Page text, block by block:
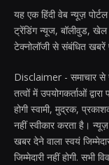
यह एक हिंदी वेब न्यूज़
ट्रेंडिंग न्यूज, बॉलीवुड,
टेक्नोलॉजी से संबंधित खबरें
Disclaimer - समाचार से
तत्वों में उपयोगकर्ताओं
होगी स्वामी, मुद्रक,
नहीं स्वीकार करता है।
खबर देने वाला स्वयं
जिम्मेदारी नहीं होगी. सभी